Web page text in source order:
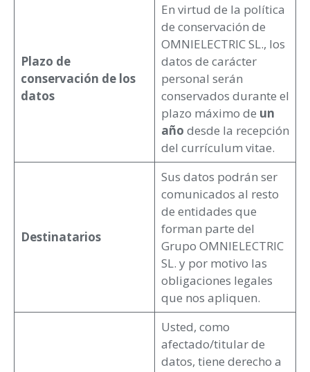
Plazo de
conservación de los
datos
En virtud de la política
de conservación de
OMNIELECTRIC SL., los
datos de carácter
personal serán
conservados durante el
plazo máximo de un
año desde la recepción
del currículum vitae.
Destinatarios
Sus datos podrán ser
comunicados al resto
de entidades que
forman parte del
Grupo OMNIELECTRIC
SL. y por motivo las
obligaciones legales
que nos apliquen.
Usted, como
afectado/titular de
datos, tiene derecho a